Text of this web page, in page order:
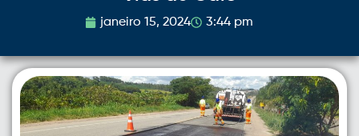
janeiro 15, 2024 3:44 pm